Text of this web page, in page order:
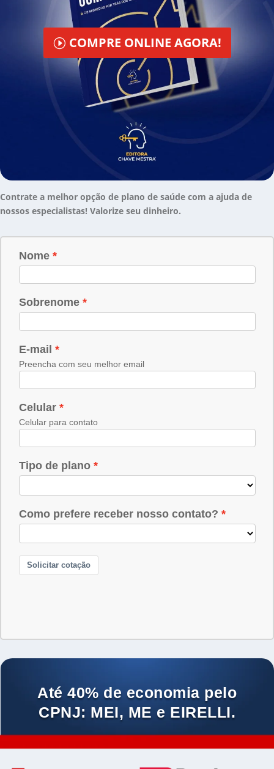
COMPRE ONLINE AGORA!
Contrate a melhor opção de plano de saúde com a ajuda de
nossos especialistas! Valorize seu dinheiro.
Até 40% de economia pelo
CPNJ: MEI, ME e EIRELLI.